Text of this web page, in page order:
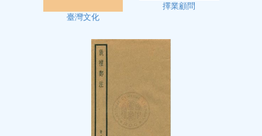
臺灣文化
擇業顧問